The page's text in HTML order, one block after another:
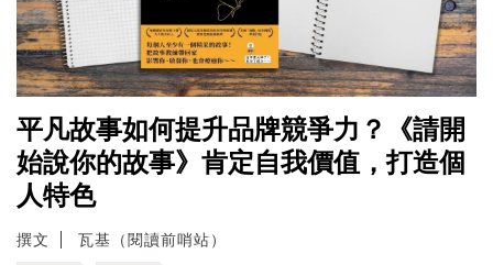
平凡故事如何提升品牌競爭力？《請開
始說你的故事》肯定自我價值，打造個
人特色
撰文 瓦基（閱讀前哨站）